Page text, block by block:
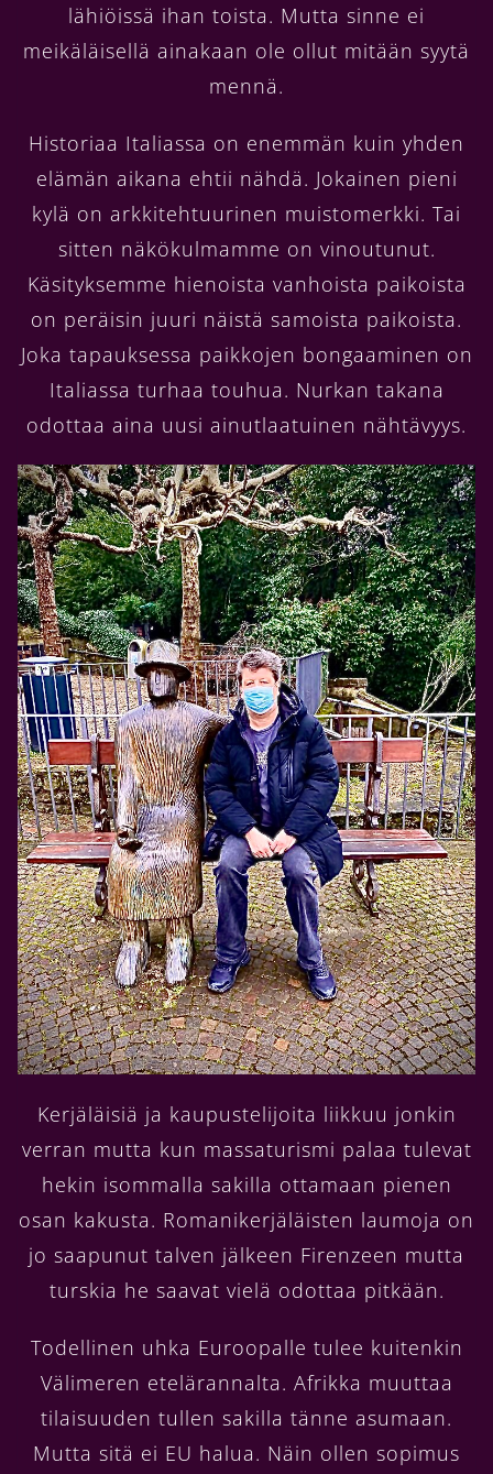
lähiöissä ihan toista. Mutta sinne ei
meikäläisellä ainakaan ole ollut mitään syytä
mennä.
Historiaa Italiassa on enemmän kuin yhden
elämän aikana ehtii nähdä. Jokainen pieni
kylä on arkkitehtuurinen muistomerkki. Tai
sitten näkökulmamme on vinoutunut.
Käsityksemme hienoista vanhoista paikoista
on peräisin juuri näistä samoista paikoista.
Joka tapauksessa paikkojen bongaaminen on
Italiassa turhaa touhua. Nurkan takana
odottaa aina uusi ainutlaatuinen nähtävyys.
Kerjäläisiä ja kaupustelijoita liikkuu jonkin
verran mutta kun massaturismi palaa tulevat
hekin isommalla sakilla ottamaan pienen
osan kakusta. Romanikerjäläisten laumoja on
jo saapunut talven jälkeen Firenzeen mutta
turskia he saavat vielä odottaa pitkään.
Todellinen uhka Euroopalle tulee kuitenkin
Välimeren etelärannalta. Afrikka muuttaa
tilaisuuden tullen sakilla tänne asumaan.
Mutta sitä ei EU halua. Näin ollen sopimus